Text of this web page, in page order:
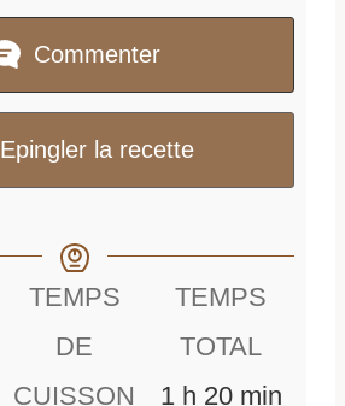
Commenter
Epingler la recette
TEMPS
DE
CUISSON
TEMPS
TOTAL
1 hh 20mmin